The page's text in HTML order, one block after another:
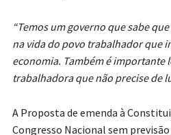
“Temos um governo que sabe
na vida do povo trabalhador que
economia. Também é importante
trabalhadora que não precise de
A Proposta de emenda à
Congresso Nacional sem